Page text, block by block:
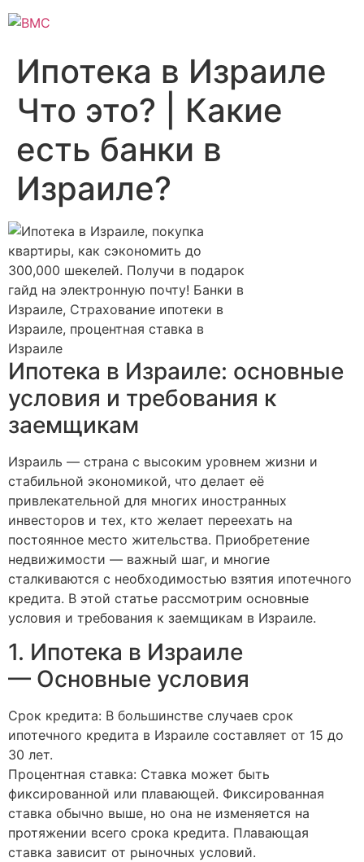
Ипотека в Израиле
Что это? | Какие
есть банки в
Израиле?
Ипотека в Израиле: основные
условия и требования к
заемщикам
Израиль — страна с высоким уровнем жизни и
стабильной экономикой, что делает её
привлекательной для многих иностранных
инвесторов и тех, кто желает переехать на
постоянное место жительства. Приобретение
недвижимости — важный шаг, и многие
сталкиваются с необходимостью взятия ипотечного
кредита. В этой статье рассмотрим основные
условия и требования к заемщикам в Израиле.
1. Ипотека в Израиле
— Основные условия
Срок кредита: В большинстве случаев срок
ипотечного кредита в Израиле составляет от 15 до
30 лет.
Процентная ставка: Ставка может быть
фиксированной или плавающей. Фиксированная
ставка обычно выше, но она не изменяется на
протяжении всего срока кредита. Плавающая
ставка зависит от рыночных условий.